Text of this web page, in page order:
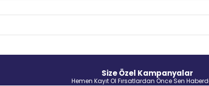
Size Özel Kampanyalar
Hemen Kayıt Ol Fırsatlardan Önce Sen